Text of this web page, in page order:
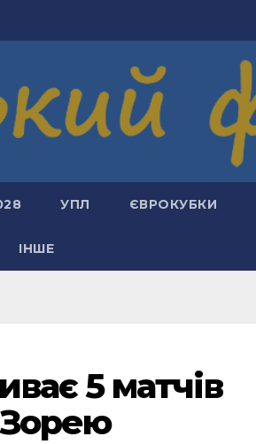
УПЛ ЄВРОКУБКИ
ІНШЕ
5 матчів
Зорею